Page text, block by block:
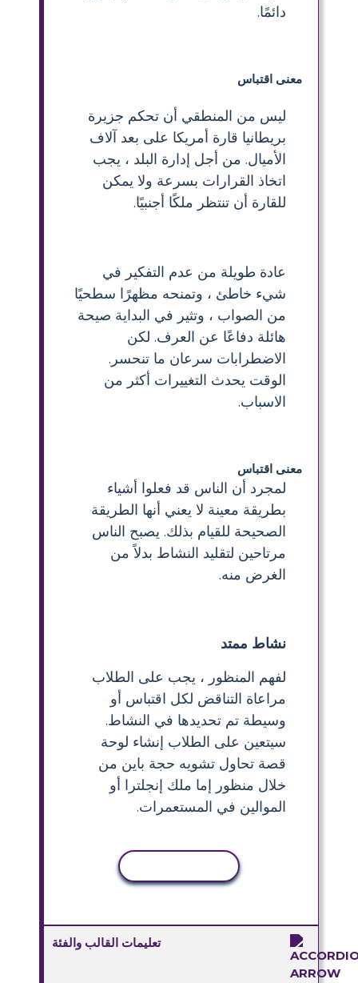
دائمًا.
معنى اقتباس
ليس من المنطقي أن تحكم جزيرة
بريطانيا قارة أمريكا على بعد آلاف
الأميال. من أجل إدارة البلد ، يجب
اتخاذ القرارات بسرعة ولا يمكن
للقارة أن تنتظر ملكًا أجنبيًا.
عادة طويلة من عدم التفكير في
شيء خاطئ ، وتمنحه مظهرًا سطحيًا
من الصواب ، وتثير في البداية صيحة
هائلة دفاعًا عن العرف. لكن
الاضطرابات سرعان ما تنحسر.
الوقت يحدث التغييرات أكثر من
الاسباب.
معنى اقتباس
لمجرد أن الناس قد فعلوا أشياء
بطريقة معينة لا يعني أنها الطريقة
الصحيحة للقيام بذلك. يصبح الناس
مرتاحين لتقليد النشاط بدلاً من
الغرض منه.
نشاط ممتد
لفهم المنظور ، يجب على الطلاب
مراعاة التناقض لكل اقتباس أو
وسيطة تم تحديدها في النشاط.
سيتعين على الطلاب إنشاء لوحة
قصة تحاول تشويه حجة باين من
خلال منظور إما ملك إنجلترا أو
الموالين في المستعمرات.
تعليمات القالب والفئة